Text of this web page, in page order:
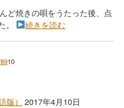
ど焼きの唄をうたった後、点
。
続きを読む
8910
版）
2017年4月10日